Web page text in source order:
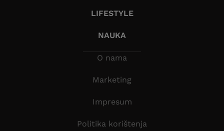
LIFESTYLE
NAUKA
O nama
Marketing
Impresum
Politika korištenja